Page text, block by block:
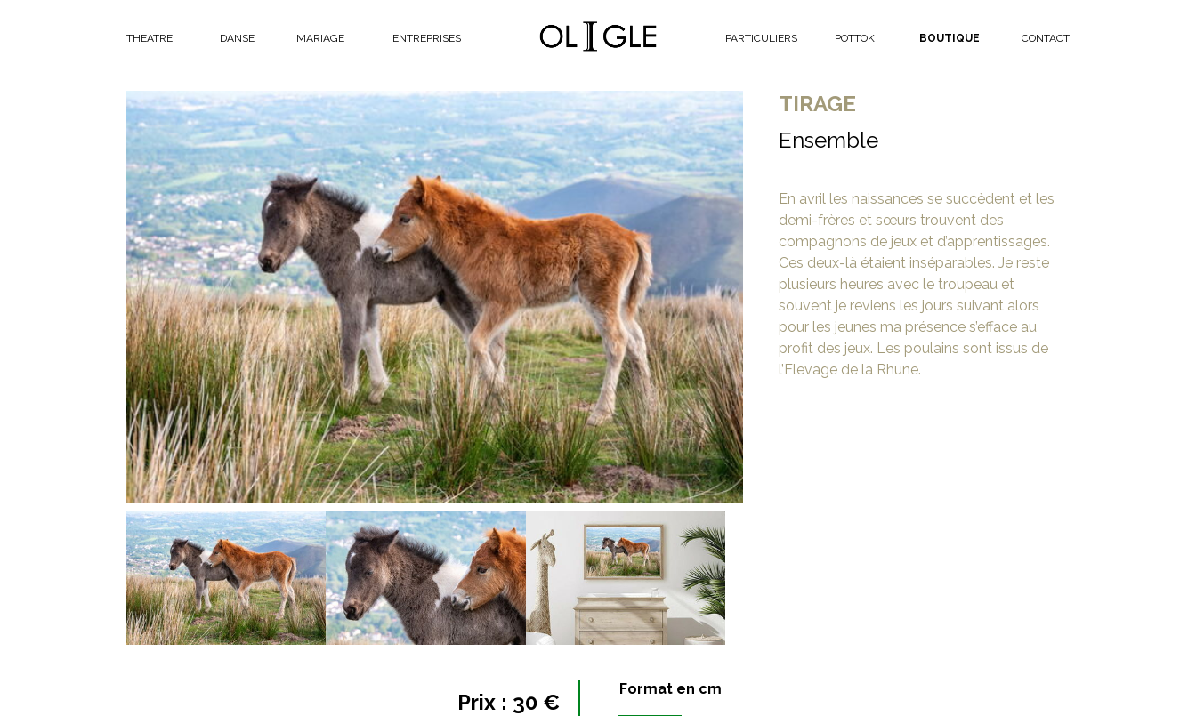
THEATRE DANSE MARIAGE ENTREPRISES PARTICULIERS POTTOK BOUTIQUE CONTACT
Oligle
TIRAGE
Ensemble
En avril les naissances se succèdent et les
demi-frères et sœurs trouvent des
compagnons de jeux et d’apprentissages.
Ces deux-là étaient inséparables. Je reste
plusieurs heures avec le troupeau et
souvent je reviens les jours suivant alors
pour les jeunes ma présence s’efface au
profit des jeux. Les poulains sont issus de
l’Elevage de la Rhune.
Prix : 30€
Format en cm